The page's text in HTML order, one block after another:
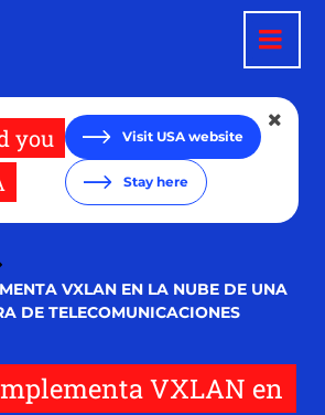
you
Visit USA website
Stay here
VXLAN EN LA NUBE DE UNA
DE TELECOMUNICACIONES
VXLAN en